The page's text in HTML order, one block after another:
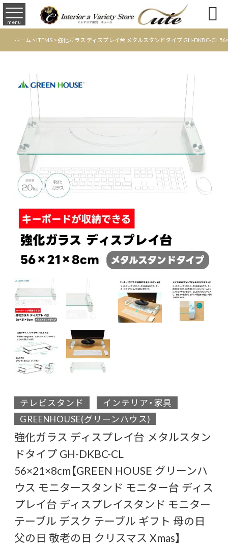
menu 
ホーム >ITEMS >強化ガラス ディスプレイ台 メタルスタンドタイプ GH-DKBC-CL
テレビスタンド
インテリア・家具
GREENHOUSE(グリーンハウス)
強化ガラス ディスプレイ台 メタルスタン
ドタイプ GH-DKBC-CL
56×21×8cm【GREEN HOUSE グリーンハ
ウス モニタースタンド モニター台 ディス
プレイ台 ディスプレイスタンド モニター
テーブル デスク テーブル ギフト 母の日
父の日 敬老の日 クリスマス Xmas】